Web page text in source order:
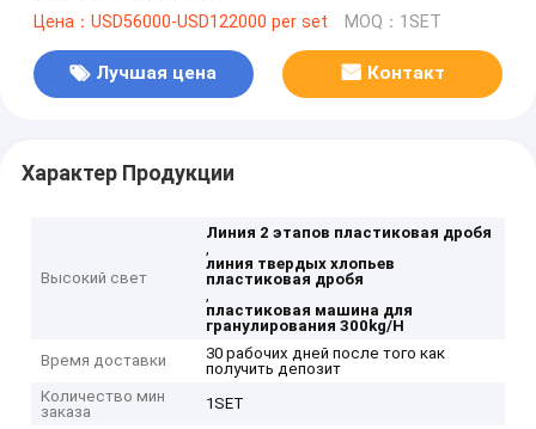
Цена：USD56000-USD122000 per set MOQ：1SET
Лучшая цена Контакт
Характер Продукции
Высокий свет
Линия 2 этапов пластиковая дробя
,
линия твердых хлопьев
пластиковая дробя
,
пластиковая машина для
гранулирования 300kg/H
Время доставки
30 рабочих дней после того как
получить депозит
Количество мин
заказа
1SET